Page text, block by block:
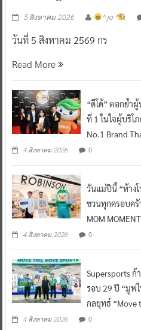
5 สิงหาคม 2026 ^ jo ^
วันที่ 5 สิงหาคม 2569 กร
Read More
“ดีโด้” ตอกย้ำ
ที่ 1 ในใจผู้บริโ
No.1 Brand
4 สิงหาคม 2026 0
วันแม่ปีนี้ “ห้าง
ชวนทุกครอบครั
MOM
4 สิงหาคม 2026 0
Supersports ก้
รอบ 29 ปี “มูฟ
กลยุทธ์ “Move
4 สิงหาคม 2026 0